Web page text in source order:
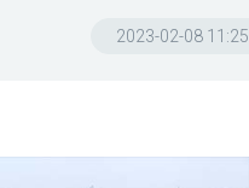
2023-02-08 11:25